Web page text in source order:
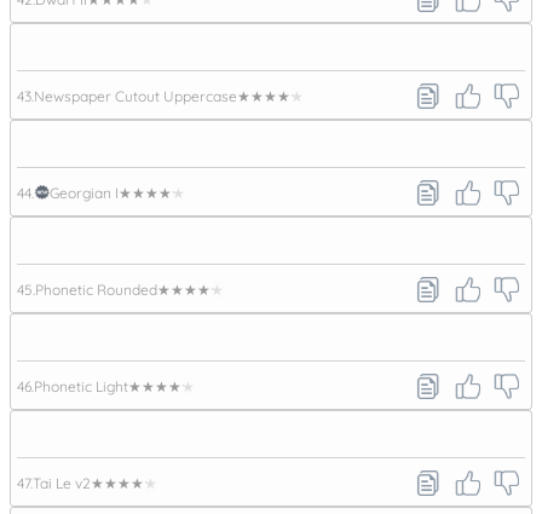
43. Newspaper Cutout Uppercase★★★★★
44. Georgian I★★★★★
45. Phonetic Rounded★★★★★
46. Phonetic Light★★★★★
47.Tai Le v2★★★★★